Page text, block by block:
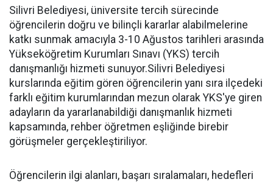
Silivri Belediyesi, üniversite tercih sürecinde
öğrencilerin doğru ve bilinçli kararlar alabilmelerine
katkı sunmak amacıyla 3-10 Ağustos tarihleri arasında
Yükseköğretim Kurumları Sınavı (YKS) tercih
danışmanlığı hizmeti sunuyor.Silivri Belediyesi
kurslarında eğitim gören öğrencilerin yanı sıra ilçedeki
farklı eğitim kurumlarından mezun olarak YKS'ye giren
adayların da yararlanabildiği danışmanlık hizmeti
kapsamında, rehber öğretmen eşliğinde birebir
görüşmeler gerçekleştiriliyor.
Öğrencilerin ilgi alanları, başarı sıralamaları, hedefleri